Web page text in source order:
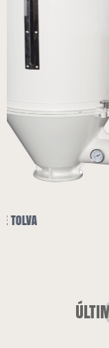
SECADOR DE